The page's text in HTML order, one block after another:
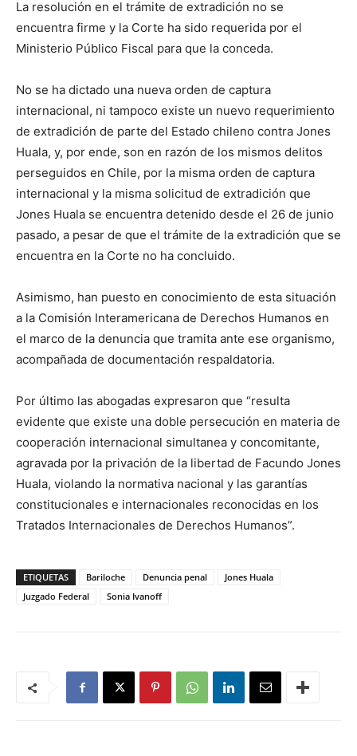
La resolución en el trámite de extradición no se
encuentra firme y la Corte ha sido requerida por el
Ministerio Público Fiscal para que la conceda.
No se ha dictado una nueva orden de captura
internacional, ni tampoco existe un nuevo requerimiento
de extradición de parte del Estado chileno contra Jones
Huala, y, por ende, son en razón de los mismos delitos
perseguidos en Chile, por la misma orden de captura
internacional y la misma solicitud de extradición que
Jones Huala se encuentra detenido desde el 26 de junio
pasado, a pesar de que el trámite de la extradición que se
encuentra en la Corte no ha concluido.
Asimismo, han puesto en conocimiento de esta situación
a la Comisión Interamericana de Derechos Humanos en
el marco de la denuncia que tramita ante ese organismo,
acompañada de documentación respaldatoria.
Por último las abogadas expresaron que “resulta
evidente que existe una doble persecución en materia de
cooperación internacional simultanea y concomitante,
agravada por la privación de la libertad de Facundo Jones
Huala, violando la normativa nacional y las garantías
constitucionales e internacionales reconocidas en los
Tratados Internacionales de Derechos Humanos”.
ETIQUETAS Bariloche Denuncia penal
Jones Huala
Juzgado Federal
Sonia Ivanoff